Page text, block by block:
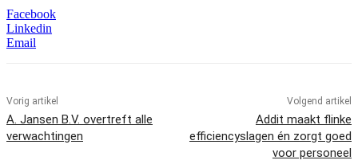
Facebook
Linkedin
Email
Vorig artikel
A. Jansen B.V. overtreft alle
verwachtingen
Volgend artikel
Addit maakt flinke
efficiencyslagen én zorgt goed
voor personeel